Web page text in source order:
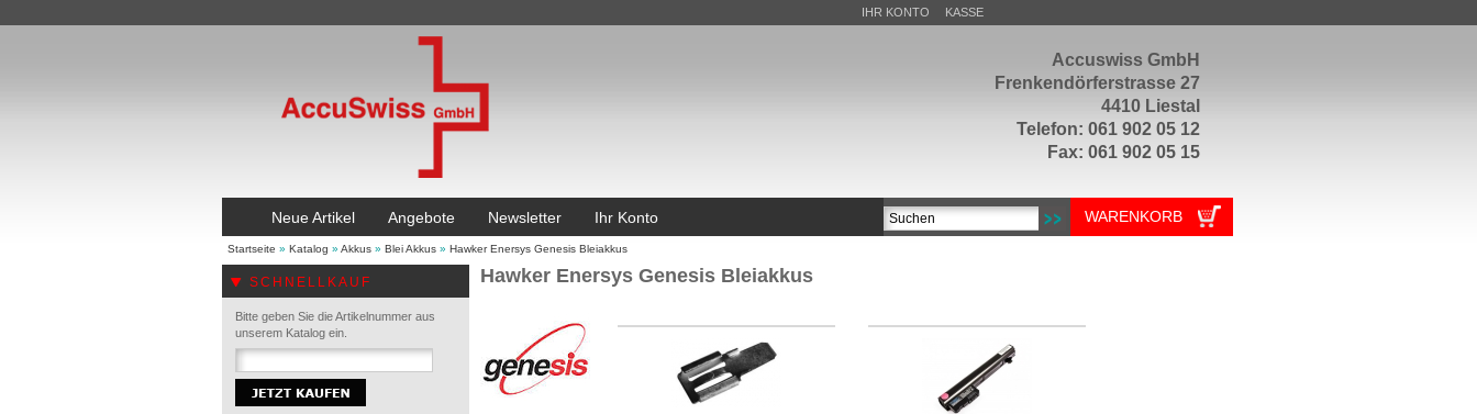
Accuswiss GmbH
Frenkendörferstrasse 27
4410 Liestal
Telefon: 061 902 05 12
Fax: 061 902 05 15
IHR KONTO KASSE
Neue Artikel Angebote Newsletter Ihr Konto WARENKORB
Startseite » Katalog » Akkus » Blei Akkus » Hawker Enersys Genesis Bleiakkus
SCHNELLKAUF
Bitte geben Sie die Artikelnummer aus
unserem Katalog ein.
Hawker Enersys Genesis Bleiakkus